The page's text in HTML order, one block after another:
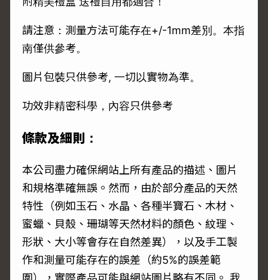
請注意：測量方法可能存在+/-1mm差別。本指
南僅供參考。
圖片包裝只供參考, 一切以實物為準。
功效非精密科學，內容只供參考
條款及細則：
本公司盡力確保網站上所有產品的描述、圖片
和規格準確無誤。然而，由於部分產品的天然
特性（例如玉石、水晶、各種半寶石、木材、
蜜蠟、貝殼、珊瑚等天然材料的顏色、紋理、
形狀、大小等會存在自然差異），以及手工製
作和測量可能存在的誤差（約5%的誤差範